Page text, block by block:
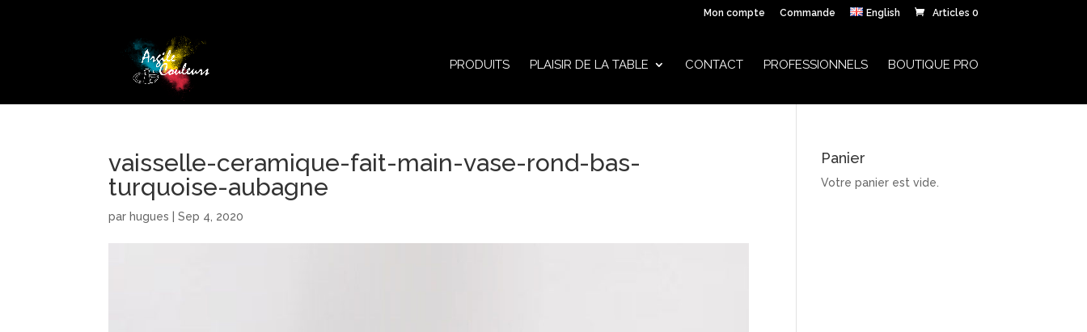
Mon compte Commande English Articles 0
PRODUITS PLAISIR DE LA TABLE CONTACT PROFESSIONNELS BOUTIQUE PRO
vaisselle-ceramique-fait-main-vase-rond-bas-
turquoise-aubagne
par hugues |Sep 4, 2020
Panier
Votre panier est vide.